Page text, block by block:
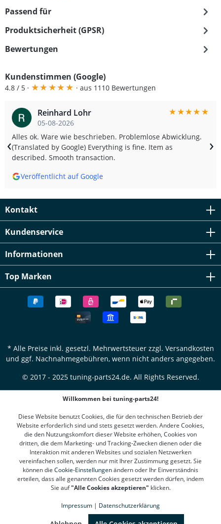
Passend für
Produktsicherheit (GPSR)
Bewertungen
Kundenstimmen (Google)
4.8 / 5 · ★★★★★ · aus 1110 Bewertungen
Reinhard Lohr
05-08-2026
★★★★★
Alles ok. Ware wie beschrieben. Problemlose Abwicklung.
(Translated by Google) Everything is fine. Item as
described. Smooth transaction.
Veröffentlicht auf Google
‹ ›
Kontakt
Kundenservice
Informationen
Top Marken
* Alle Preise inkl. gesetzl. Mehrwertsteuer zzgl. Versandkosten
und ggf. Nachnahmegebühren, wenn nicht anders angegeben.
© 2017 - 2025 tuning-parts24.de. All Rights Reserved.
Willkommen bei tuning-parts24!
Diese Website benutzt Cookies, die für den technischen Betrieb der
Website erforderlich sind und stets gesetzt werden. Andere Cookies,
die den Nutzungskomfort dieser Website erhöhen, Cookies von
dritten, die dem Marketing- und Tracking-Zwecken dienen oder die
Interaktion mit anderen Websites und sozialen Netzwerken
vereinfachen sollen, werden nur mit Ihrer Zustimmung gesetzt. Sie
können die Cookie-Einstellungenändern oder Ihr Einverständnis
erteilen, dass alle genannten Cookies gesetzt werden dürfen, indem
Sie auf"Alle Cookies akzeptieren" klicken.
Impressum | Datenschutzerklärung
(4.78 / 5)
1311 Bewertungen bei: google.de, shopvote.de ⓘ